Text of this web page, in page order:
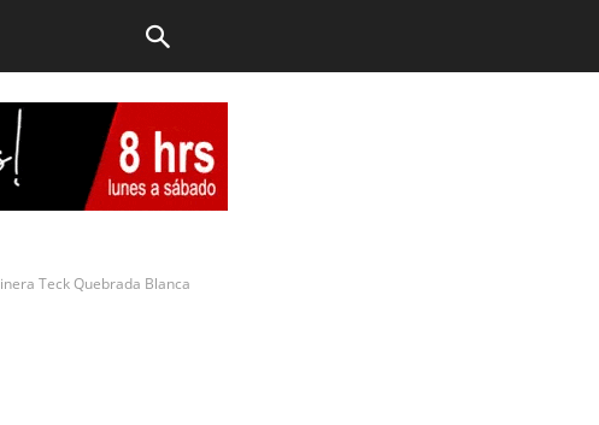
Teck Quebrada Blanca